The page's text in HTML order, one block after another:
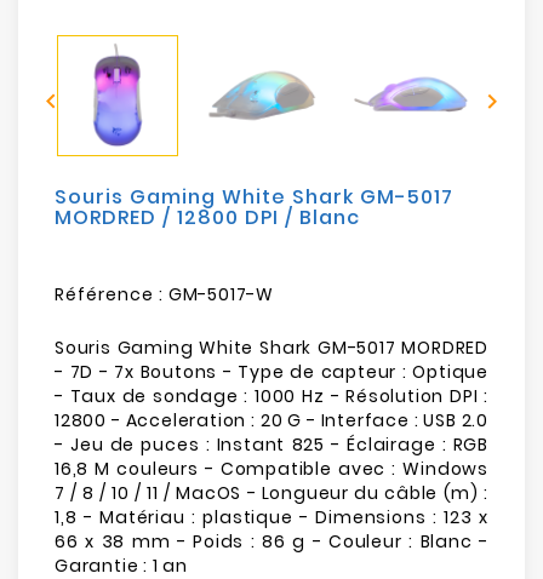
Sécurité
Mobilités
Loisirs
 
Souris Gaming White Shark GM-5017
MORDRED / 12800 DPI / Blanc
Référence : GM-5017-W
Souris Gaming White Shark GM-5017 MORDRED
- 7D - 7x Boutons - Type de capteur : Optique
- Taux de sondage : 1000 Hz - Résolution DPI :
12800 - Acceleration : 20 G - Interface : USB 2.0
- Jeu de puces : Instant 825 - Éclairage : RGB
16,8 M couleurs - Compatible avec : Windows
7 / 8 / 10 / 11 / MacOS - Longueur du câble (m) :
1,8 - Matériau : plastique - Dimensions : 123 x
66 x 38 mm - Poids : 86 g - Couleur : Blanc -
Garantie : 1 an